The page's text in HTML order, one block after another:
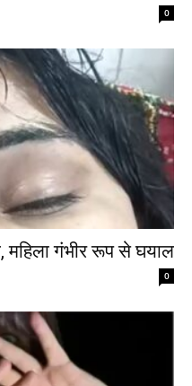
0
महिला गंभीर रूप से घयाल
0